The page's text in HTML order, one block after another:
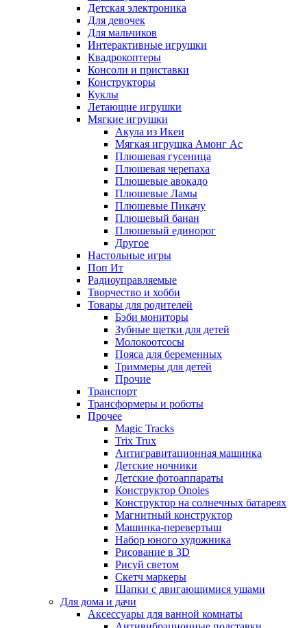
Детская электроника
Для девочек
Для мальчиков
Интерактивные игрушки
Квадрокоптеры
Консоли и приставки
Конструкторы
Куклы
Летающие игрушки
Мягкие игрушки
Акула из Икеи
Мягкая игрушка Амонг Ас
Плюшевая гусеница
Плюшевая черепаха
Плюшевые авокадо
Плюшевые Ламы
Плюшевые Пикачу
Плюшевый банан
Плюшевый единорог
Другое
Настольные игры
Поп Ит
Радиоуправляемые
Творчество и хобби
Товары для родителей
Бэби мониторы
Зубные щетки для детей
Молокоотсосы
Пояса для беременных
Триммеры для детей
Прочие
Транспорт
Трансформеры и роботы
Прочее
Magic Tracks
Trix Trux
Антигравитационная машинка
Детские ночники
Детские фотоаппараты
Конструктор Onoies
Конструктор на солнечных батареях
Магнитный конструктор
Машинка-перевертыш
Набор юного художника
Рисование в 3D
Рисуй светом
Скетч маркеры
Шапки с двигающимися ушами
Для дома и дачи
Аксессуары для ванной комнаты